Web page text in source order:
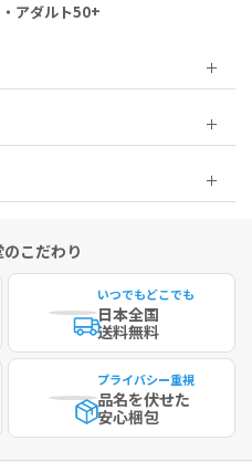
アダルト50+
こだわり
いつでもどこでも
日本全国
送料無料
プライバシー重視
品名を伏せた
安心梱包